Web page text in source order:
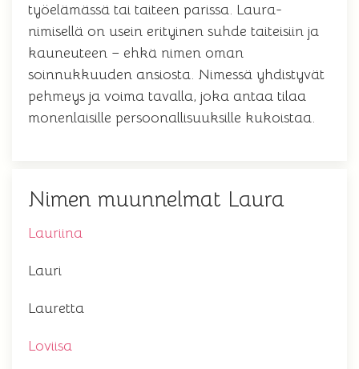
työelämässä tai taiteen parissa. Laura-
nimisellä on usein erityinen suhde taiteisiin ja
kauneuteen – ehkä nimen oman
soinnukkuuden ansiosta. Nimessä yhdistyvät
pehmeys ja voima tavalla, joka antaa tilaa
monenlaisille persoonallisuuksille kukoistaa.
Nimen muunnelmat Laura
Lauriina
Lauri
Lauretta
Loviisa